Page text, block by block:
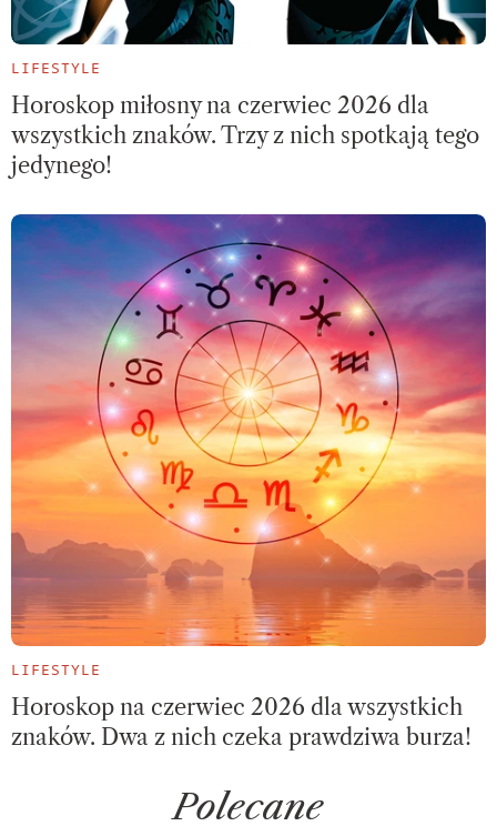
LIFESTYLE
Horoskop miłosny na czerwiec 2026 dla
wszystkich znaków. Trzy z nich spotkają tego
jedynego!
LIFESTYLE
Horoskop na czerwiec 2026 dla wszystkich
znaków. Dwa z nich czeka prawdziwa burza!
Polecane